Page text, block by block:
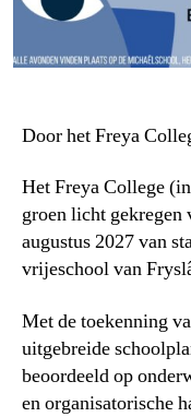
Door het Freya
Het Freya College
groen licht
augustus 2027 van
vrijeschool van
Met de toekenning
uitgebreide
beoordeeld op
en organisatorische